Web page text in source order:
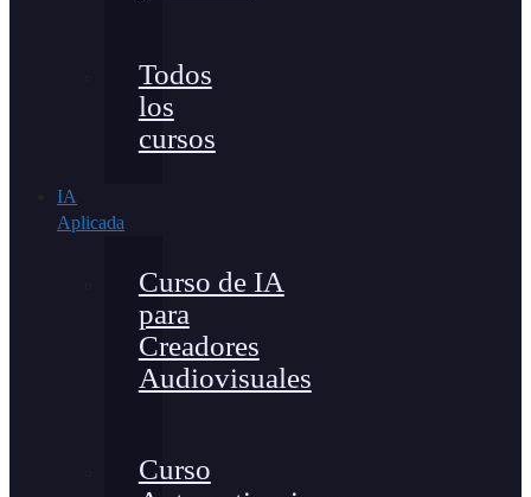
Todos
los
cursos
IA
Aplicada
Curso de IA
para
Creadores
Audiovisuales
Curso